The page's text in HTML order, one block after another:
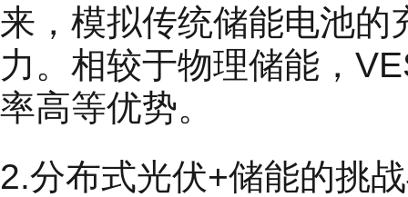
来，模拟传统储能电池的
力。相较于物理储能，
率高等优势。
2.分布式光伏+储能的挑